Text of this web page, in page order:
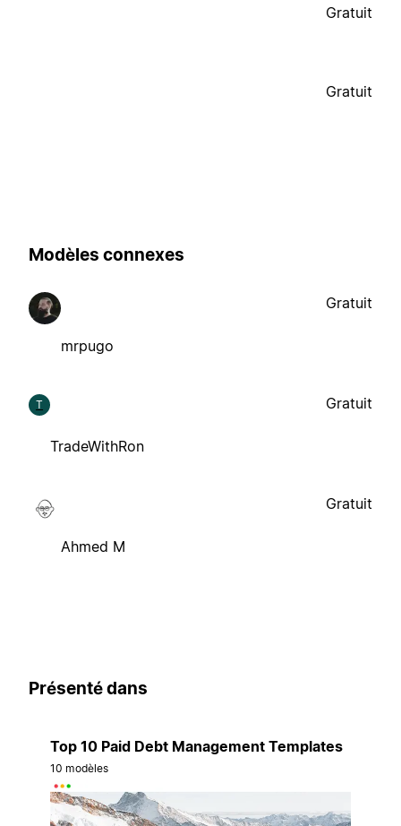
Gratuit
Gratuit
Modèles connexes
mrpugo
Gratuit
T
TradeWithRon
Gratuit
Ahmed M
Gratuit
Présenté dans
Top 10 Paid Debt Management Templates
10 modèles